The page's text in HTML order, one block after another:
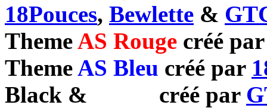
18Pouces, Bewlette &
ThemeAS Rouge créé
ThemeAS Bleu créé par
Black & créé par